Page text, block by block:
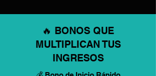
🔥 BONOS QUE
MULTIPLICAN TUS
INGRESOS